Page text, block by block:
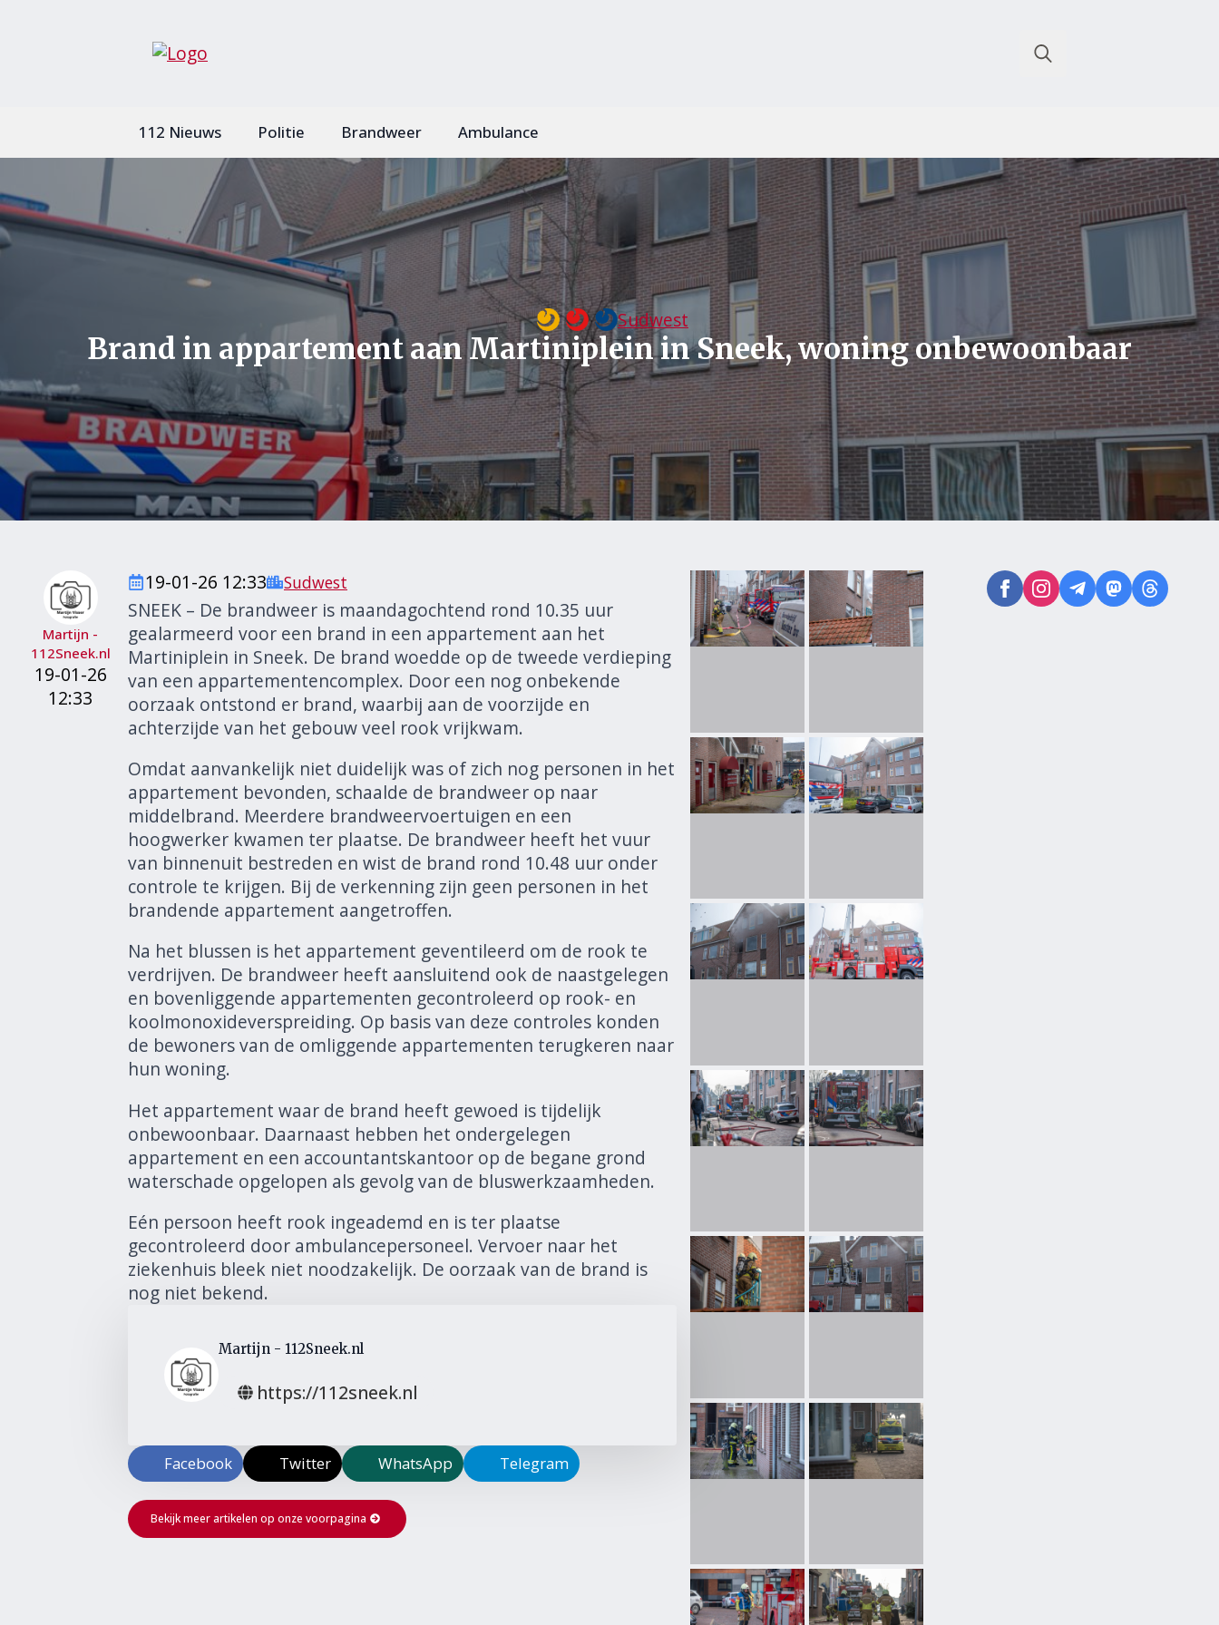
112 Nieuws Politie Brandweer Ambulance
Sudwest
Brand in appartement aan Martiniplein in Sneek, woning onbewoonbaar
Martijn -
112Sneek.nl
19-01-26
12:33
19-01-26 12:33 Sudwest
SNEEK – De brandweer is maandagochtend rond 10.35 uur
gealarmeerd voor een brand in een appartement aan het
Martiniplein in Sneek. De brand woedde op de tweede verdieping
van een appartementencomplex. Door een nog onbekende
oorzaak ontstond er brand, waarbij aan de voorzijde en
achterzijde van het gebouw veel rook vrijkwam.
Omdat aanvankelijk niet duidelijk was of zich nog personen in het
appartement bevonden, schaalde de brandweer op naar
middelbrand. Meerdere brandweervoertuigen en een
hoogwerker kwamen ter plaatse. De brandweer heeft het vuur
van binnenuit bestreden en wist de brand rond 10.48 uur onder
controle te krijgen. Bij de verkenning zijn geen personen in het
brandende appartement aangetroffen.
Na het blussen is het appartement geventileerd om de rook te
verdrijven. De brandweer heeft aansluitend ook de naastgelegen
en bovenliggende appartementen gecontroleerd op rook- en
koolmonoxideverspreiding. Op basis van deze controles konden
de bewoners van de omliggende appartementen terugkeren naar
hun woning.
Het appartement waar de brand heeft gewoed is tijdelijk
onbewoonbaar. Daarnaast hebben het ondergelegen
appartement en een accountantskantoor op de begane grond
waterschade opgelopen als gevolg van de bluswerkzaamheden.
Eén persoon heeft rook ingeademd en is ter plaatse
gecontroleerd door ambulancepersoneel. Vervoer naar het
ziekenhuis bleek niet noodzakelijk. De oorzaak van de brand is
nog niet bekend.
Martijn - 112Sneek.nl
https://112sneek.nl
Facebook Twitter WhatsApp Telegram
Bekijk meer artikelen op onze voorpagina